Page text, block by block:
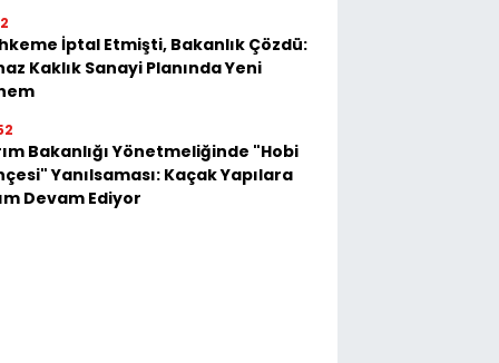
İptal Etmişti, Bakanlık Çözdü:
Kaklık Sanayi Planında Yeni
Bakanlığı Yönetmeliğinde "Hobi
Yanılsaması: Kaçak Yapılara
Devam Ediyor